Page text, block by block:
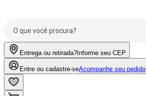
Entrega ou retirada? Informe seu CEP
Entre ou cadastre-seAcompanhe seu pedido